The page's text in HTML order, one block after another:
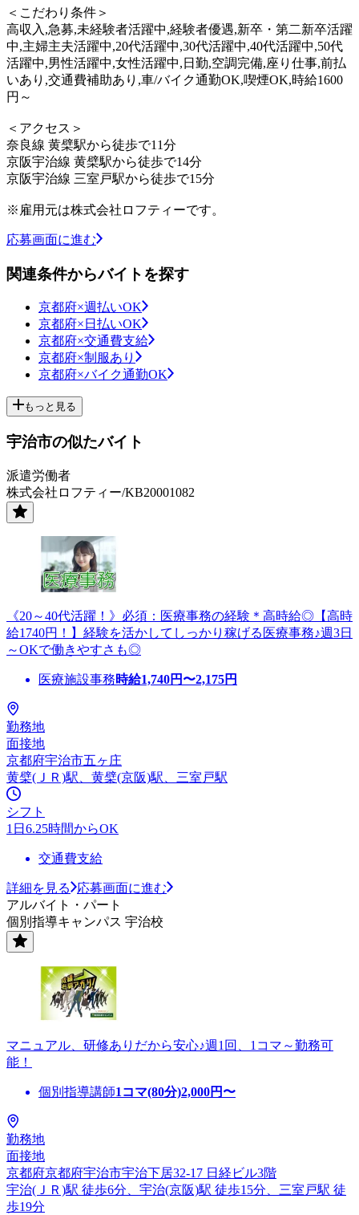
＜こだわり条件＞
高収入,急募,未経験者活躍中,経験者優遇,新卒・第二新卒活躍
中,主婦主夫活躍中,20代活躍中,30代活躍中,40代活躍中,50代
活躍中,男性活躍中,女性活躍中,日勤,空調完備,座り仕事,前払
いあり,交通費補助あり,車/バイク通勤OK,喫煙OK,時給1600
円～
＜アクセス＞
奈良線 黄檗駅から徒歩で11分
京阪宇治線 黄檗駅から徒歩で14分
京阪宇治線 三室戸駅から徒歩で15分
※雇用元は株式会社ロフティーです。
応募画面に進む
関連条件からバイトを探す
京都府×週払いOK
京都府×日払いOK
京都府×交通費支給
京都府×制服あり
京都府×バイク通勤OK
もっと見る
宇治市の似たバイト
派遣労働者
株式会社ロフティー/KB20001082
《20～40代活躍！》必須：医療事務の経験＊高時給◎【高時
給1740円！】経験を活かしてしっかり稼げる医療事務♪週3日
～OKで働きやすさも◎
医療施設事務時給1,740円〜2,175円
勤務地
面接地
京都府宇治市五ヶ庄
黄檗(ＪＲ)駅、黄檗(京阪)駅、三室戸駅
シフト
1日6.25時間からOK
交通費支給
詳細を見る
応募画面に進む
アルバイト・パート
個別指導キャンパス 宇治校
マニュアル、研修ありだから安心♪週1回、1コマ～勤務可
能！
個別指導講師1コマ(80分)2,000円〜
勤務地
面接地
京都府京都府宇治市宇治下居32-17 日経ビル3階
宇治(ＪＲ)駅 徒歩6分、宇治(京阪)駅 徒歩15分、三室戸駅 徒
歩19分